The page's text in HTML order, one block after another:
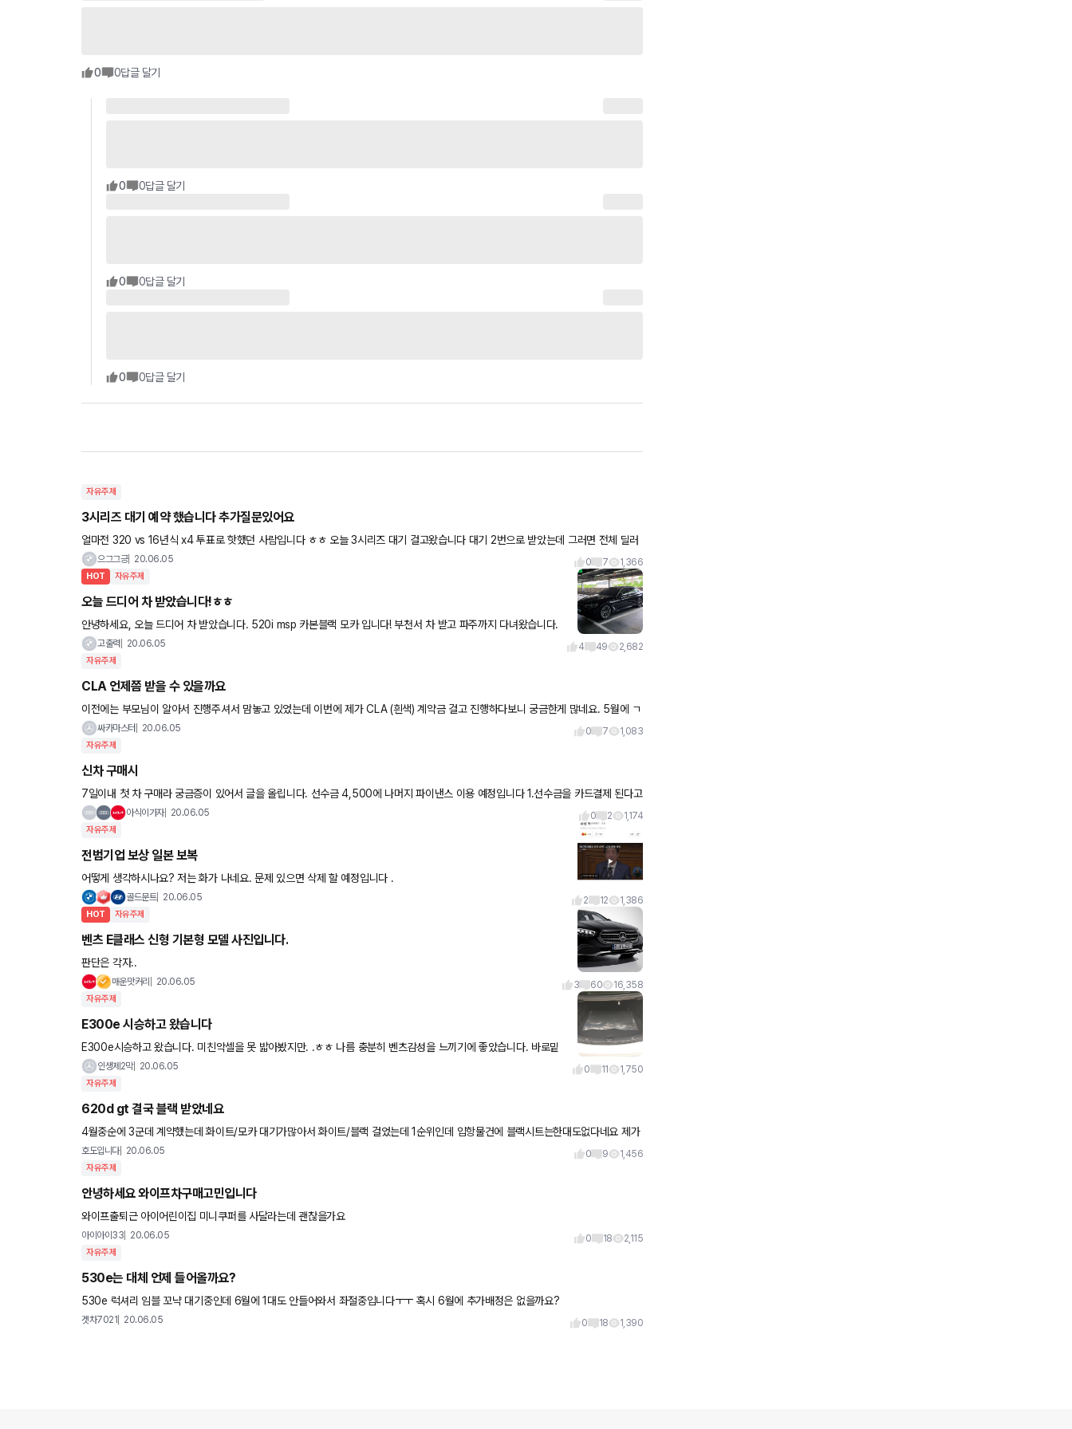
0 0답글 달기
0 0답글 달기
0 0답글 달기
0 0답글 달기
자유주제
3시리즈 대기 예약 했습니다 추가질문있어요
얼마전 320 vs 16년식 x4 투표로 핫했던 사람입니다 ㅎㅎ 오늘 3시리즈 대기 걸고왔습니다 대기 2번으로 받았는데 그러면 전체 딜러
사 중 2번이라는건지 제가 대기건 곳의 딜러사에서 2번인지
으그그긍 20.06.05 0 7 1,366
HOT 자유주제
오늘 드디어 차 받았습니다!ㅎㅎ
안녕하세요, 오늘 드디어 차 받았습니다. 520i msp 카본블랙 모카 입니다! 부천서 차 받고 파주까지 다녀왔습니다.
자율주행은 생각보다 잘 작동되어서 자유로 시작점부터 잘 유지해 주더라구요.
고출력 20.06.05 4 49 2,682
자유주제
CLA 언제쯤 받을 수 있을까요
이전에는 부모님이 알아서 진행주셔서 맘놓고 있었는데 이번에 제가 CLA (흰색) 계약금 걸고 진행하다보니 궁금한게 많네요. 5월에 ㄱ
싸카마스터 20.06.05 0 7 1,083
자유주제
신차 구매시
7일이내 첫 차 구매라 궁금증이 있어서 글을 올립니다. 선수금 4,500에 나머지 파이낸스 이용 예정입니다 1.선수금을 카드결제 된다고
아식이가자 20.06.05 0 2 1,174
자유주제
전범기업 보상 일본 보복
어떻게 생각하시나요? 저는 화가 나네요. 문제 있으면 삭제 할 예정입니다 .
골드문트 20.06.05 2 12 1,386
HOT 자유주제
벤츠 E클래스 신형 기본형 모델 사진입니다.
판단은 각자..
매운맛커리 20.06.05 3 60 16,358
자유주제
E300e 시승하고 왔습니다
E300e시승하고 왔습니다. 미친악셀을 못 밟아봤지만. .ㅎㅎ 나름 충분히 벤츠감성을 느끼기에 좋았습니다. 바로밑
인생제2막 20.06.05 0 11 1,750
자유주제
620d gt 결국 블랙 받았네요
4월중순에 3군데 계약했는데 화이트/모카 대기가많아서 화이트/블랙 걸었는데 1순위인데 입항물건에 블랙시트는한대도없다네요 제가
속는건지 이번달에차를받아야해서 블랙/블랙으로 그냥 계약하는데 화이트 뽑
호도입니다 20.06.05 0 9 1,456
자유주제
안녕하세요 와이프차구매고민입니다
와이프출퇴근 아이어린이집 미니쿠퍼를 사달라는데 괜찮을가요
아이아이33 20.06.05 0 18 2,115
자유주제
530e는 대체 언제 들어올까요?
530e 럭셔리 임블 꼬냑 대기중인데 6월에 1대도 안들어와서 좌절중입니다ㅜㅜ 혹시 6월에 추가배정은 없을까요?
겟차7021 20.06.05 0 18 1,390